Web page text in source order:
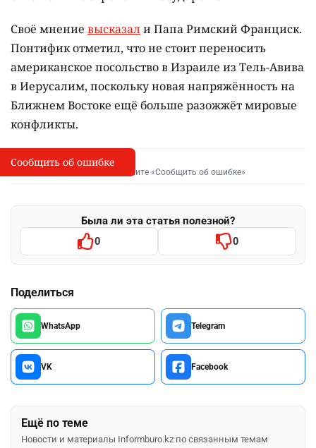
Своё мнение высказали Папа Римский Франциск.
Понтифик отметил, что не стоит переносить
американское посольство в Израиле из Тель-Авива
в Иерусалим, поскольку новая напряжённость на
Ближнем Востоке ещё больше разожжёт мировые
конфликты.
I
Сообщить об опечатке
Выделите фрагмент и нажмите «Сообщить об ошибке»
Была ли эта статья полезной?
0 0
Поделиться
WhatsApp Telegram
VK Facebook
Ещё по теме
Новости и материалы Informburo.kz по связанным темам
Сообщить об ошибке